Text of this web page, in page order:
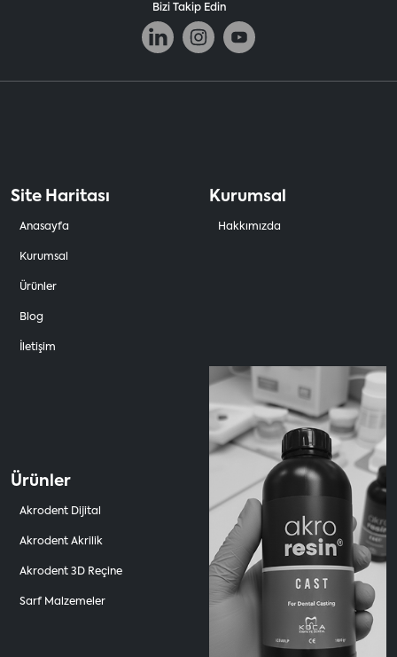
Bizi Takip Edin
Site Haritası
Anasayfa
Kurumsal
Ürünler
Blog
İletişim
Kurumsal
Hakkımızda
Ürünler
Akrodent Dijital
Akrodent Akrilik
Akrodent 3D Reçine
Sarf Malzemeler